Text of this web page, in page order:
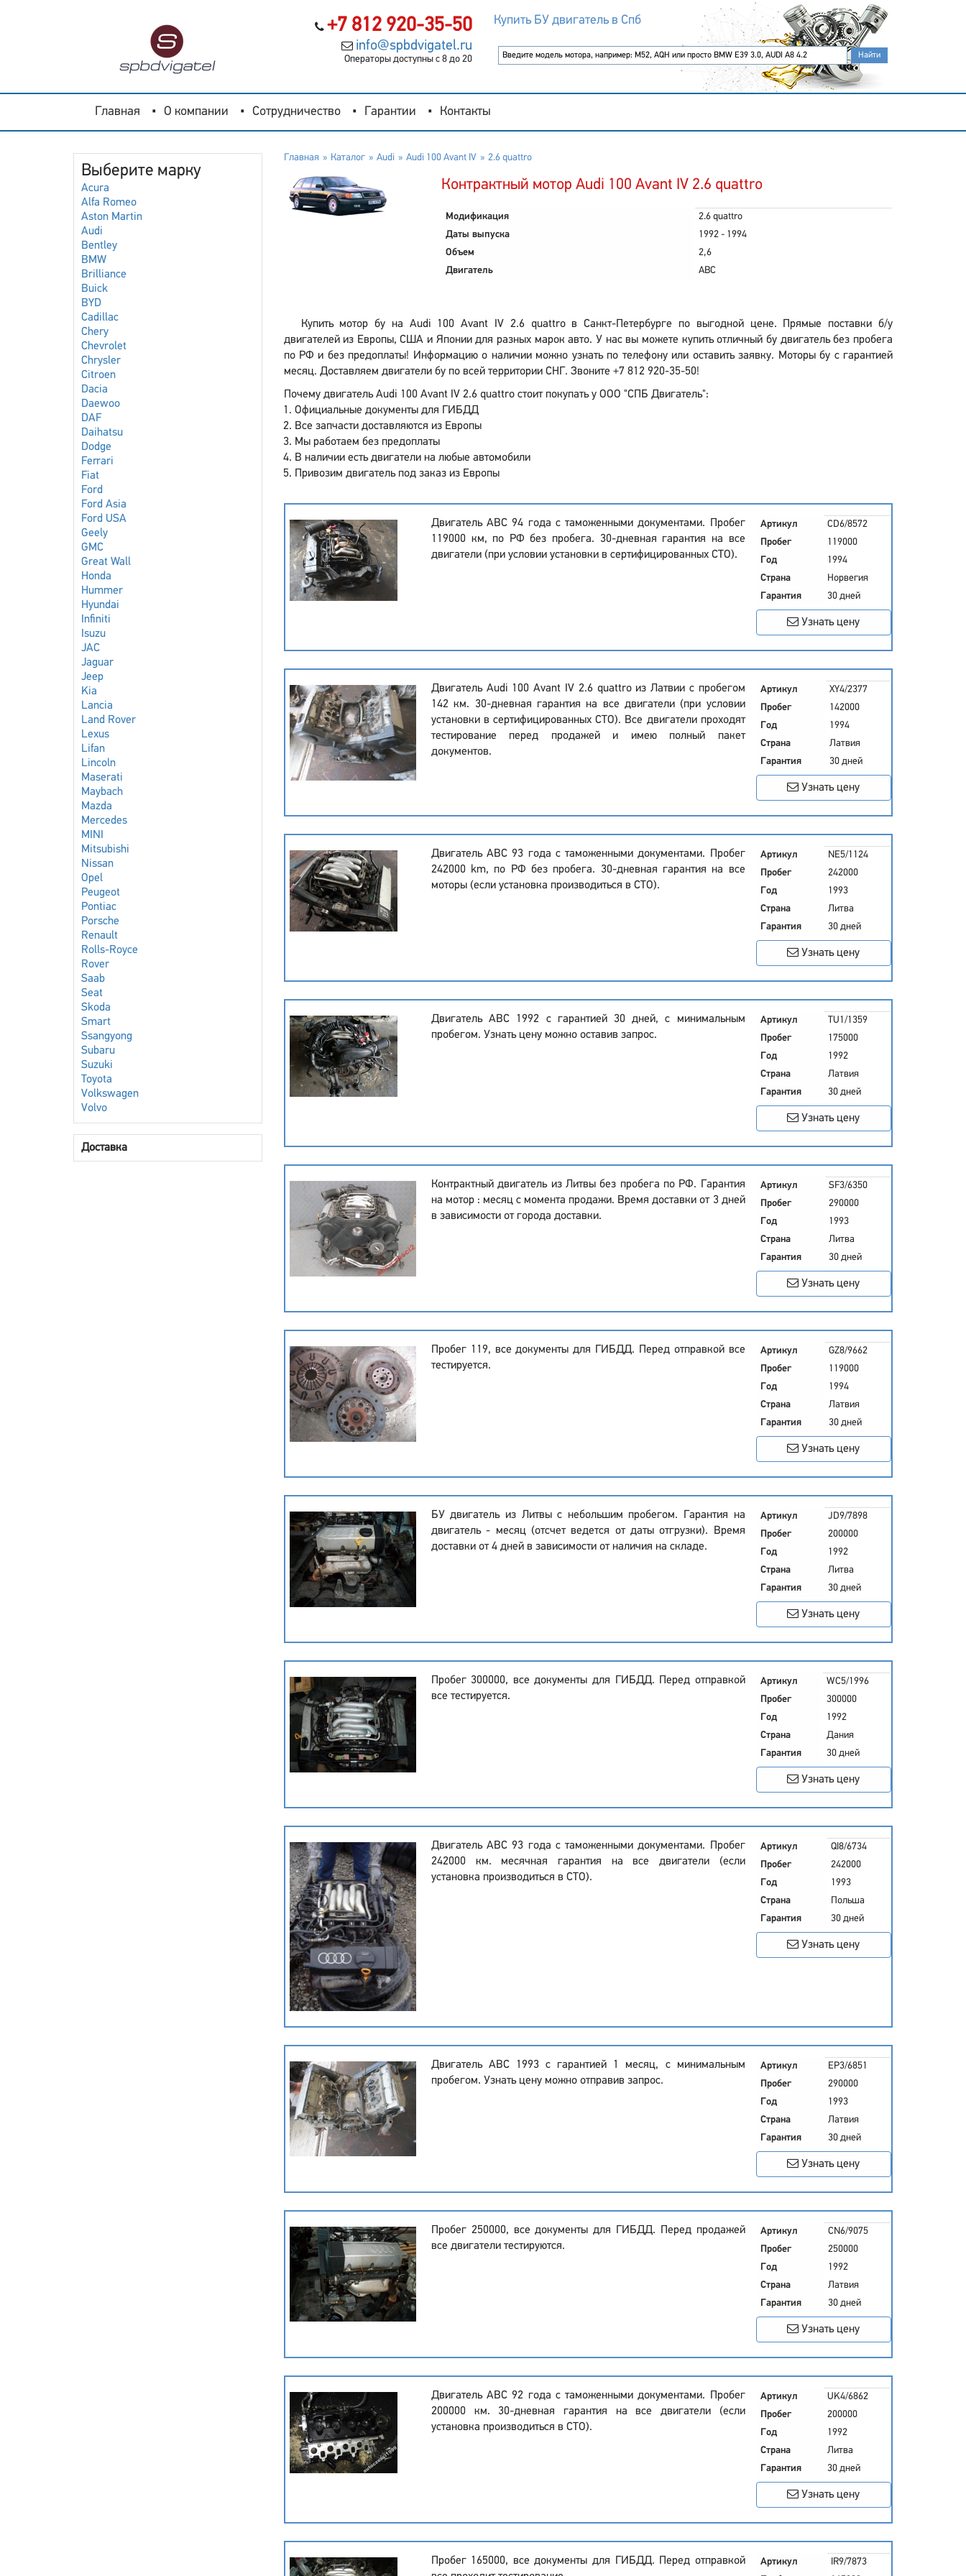
+7 812 920-35-50
info@spbdvigatel.ru
Операторы доступны с 8 до 20
Купить БУ двигатель в Спб
Главная О компании Сотрудничество Гарантии Контакты
Выберите марку
Acura
Alfa Romeo
Aston Martin
Audi
Bentley
BMW
Brilliance
Buick
BYD
Cadillac
Chery
Chevrolet
Chrysler
Citroen
Dacia
Daewoo
DAF
Daihatsu
Dodge
Ferrari
Fiat
Ford
Ford Asia
Ford USA
Geely
GMC
Great Wall
Honda
Hummer
Hyundai
Infiniti
Isuzu
JAC
Jaguar
Jeep
Kia
Lancia
Land Rover
Lexus
Lifan
Lincoln
Maserati
Maybach
Mazda
Mercedes
MINI
Mitsubishi
Nissan
Opel
Peugeot
Pontiac
Porsche
Renault
Rolls-Royce
Rover
Saab
Seat
Skoda
Smart
Ssangyong
Subaru
Suzuki
Toyota
Volkswagen
Volvo
Доставка
Главная Каталог Audi Audi 100 Avant IV 2.6 quattro
Контрактный мотор Audi 100 Avant IV 2.6 quattro
Модификация
2.6 quattro
Даты выпуска
1992 - 1994
Объем
2,6
Двигатель
ABC
Купить мотор бу на Audi 100 Avant IV 2.6 quattro в Санкт-Петербурге по выгодной цене. Прямые поставки б/у
двигателей из Европы, США и Японии для разных марок авто. У нас вы можете купить отличный бу двигатель без пробега
по РФ и без предоплаты! Информацию о наличии можно узнать по телефону или оставить заявку. Моторы бу с гарантией
месяц. Доставляем двигатели бу по всей территории СНГ. Звоните +7 812 920-35-50!
Почему двигатель Audi 100 Avant IV 2.6 quattro стоит покупать у ООО "СПБ Двигатель":
Официальные документы для ГИБДД
Все запчасти доставляются из Европы
Мы работаем без предоплаты
В наличии есть двигатели на любые автомобили
Привозим двигатель под заказ из Европы
Двигатель ABC 94 года с таможенными документами. Пробег
119000 км, по РФ без пробега. 30-дневная гарантия на все
двигатели (при условии установки в сертифицированных СТО).
Артикул
CD6/8572
Пробег
119000
Год
1994
Страна
Норвегия
Гарантия
30 дней
Узнать цену
Двигатель Audi 100 Avant IV 2.6 quattro из Латвии с пробегом
142 км. 30-дневная гарантия на все двигатели (при условии
установки в сертифицированных СТО). Все двигатели проходят
тестирование перед продажей и имею полный пакет
документов.
Артикул
XY4/2377
Пробег
142000
Год
1994
Страна
Латвия
Гарантия
30 дней
Узнать цену
Двигатель ABC 93 года с таможенными документами. Пробег
242000 km, по РФ без пробега. 30-дневная гарантия на все
моторы (если установка производиться в СТО).
Артикул
NE5/1124
Пробег
242000
Год
1993
Страна
Литва
Гарантия
30 дней
Узнать цену
Двигатель ABC 1992 с гарантией 30 дней, с минимальным
пробегом. Узнать цену можно оставив запрос.
Артикул
TU1/1359
Пробег
175000
Год
1992
Страна
Латвия
Гарантия
30 дней
Узнать цену
Контрактный двигатель из Литвы без пробега по РФ. Гарантия
на мотор : месяц с момента продажи. Время доставки от 3 дней
в зависимости от города доставки.
Артикул
SF3/6350
Пробег
290000
Год
1993
Страна
Литва
Гарантия
30 дней
Узнать цену
Пробег 119, все документы для ГИБДД. Перед отправкой все
тестируется.
Артикул
GZ8/9662
Пробег
119000
Год
1994
Страна
Латвия
Гарантия
30 дней
Узнать цену
БУ двигатель из Литвы с небольшим пробегом. Гарантия на
двигатель - месяц (отсчет ведется от даты отгрузки). Время
доставки от 4 дней в зависимости от наличия на складе.
Артикул
JD9/7898
Пробег
200000
Год
1992
Страна
Литва
Гарантия
30 дней
Узнать цену
Пробег 300000, все документы для ГИБДД. Перед отправкой
все тестируется.
Артикул
WC5/1996
Пробег
300000
Год
1992
Страна
Дания
Гарантия
30 дней
Узнать цену
Двигатель ABC 93 года с таможенными документами. Пробег
242000 км. месячная гарантия на все двигатели (если
установка производиться в СТО).
Артикул
QI8/6734
Пробег
242000
Год
1993
Страна
Польша
Гарантия
30 дней
Узнать цену
Двигатель ABC 1993 с гарантией 1 месяц, с минимальным
пробегом. Узнать цену можно отправив запрос.
Артикул
EP3/6851
Пробег
290000
Год
1993
Страна
Латвия
Гарантия
30 дней
Узнать цену
Пробег 250000, все документы для ГИБДД. Перед продажей
все двигатели тестируются.
Артикул
CN6/9075
Пробег
250000
Год
1992
Страна
Латвия
Гарантия
30 дней
Узнать цену
Двигатель ABC 92 года с таможенными документами. Пробег
200000 км. 30-дневная гарантия на все двигатели (если
установка производиться в СТО).
Артикул
UK4/6862
Пробег
200000
Год
1992
Страна
Литва
Гарантия
30 дней
Узнать цену
Пробег 165000, все документы для ГИБДД. Перед отправкой
Артикул
IR9/7873